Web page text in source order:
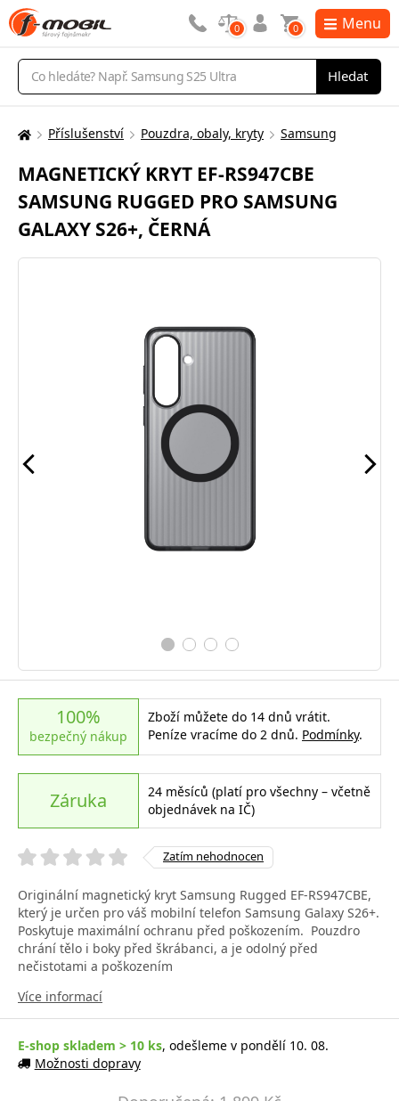
Vyhledávání
Hledat
0 0 Menu
Zde
nacházíte:
Příslušenství Pouzdra, obaly, kryty Samsung
MAGNETICKÝ KRYT EF-RS947CBE
SAMSUNG RUGGED PRO SAMSUNG
GALAXY S26+, ČERNÁ
100%
bezpečný nákup
Zboží můžete do 14 dnů vrátit.
Peníze vracíme do 2 dnů. Podmínky.
Záruka
24 měsíců (platí pro všechny – včetně
objednávek na IČ)
Zatím nehodnocen
Originální magnetický kryt Samsung Rugged EF-RS947CBE,
který je určen pro váš mobilní telefon Samsung Galaxy S26+.
Poskytuje maximální ochranu před poškozením. Pouzdro
chrání tělo i boky před škrábanci, a je odolný před
nečistotami a poškozením
Více informací
E-shop skladem > 10 ks, odešleme v pondělí 10. 08.
Možnosti dopravy